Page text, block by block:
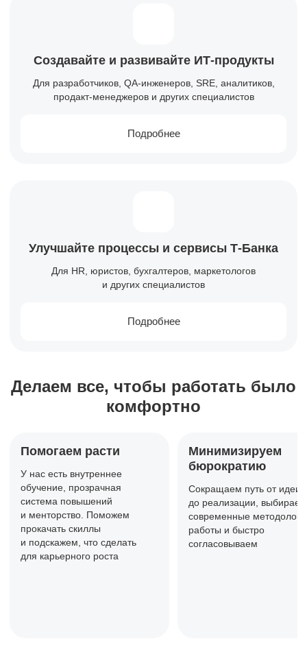
Создавайте и развивайте ИТ-продукты
Для разработчиков, QA-инженеров, SRE, аналитиков,
продакт-менеджеров и других специалистов
Подробнее
Улучшайте процессы и сервисы Т-Банка
Для HR, юристов, бухгалтеров, маркетологов
и других специалистов
Подробнее
Делаем все, чтобы работать было
комфортно
Помогаем расти
У нас есть внутреннее
обучение, прозрачная
система повышений
и менторство. Поможем
прокачать скиллы
и подскажем, что сделать
для карьерного роста
Минимизируем
бюрократию
Сокращаем путь от идеи
до реализации, выбираем
современные
работы и быстро
согласовываем